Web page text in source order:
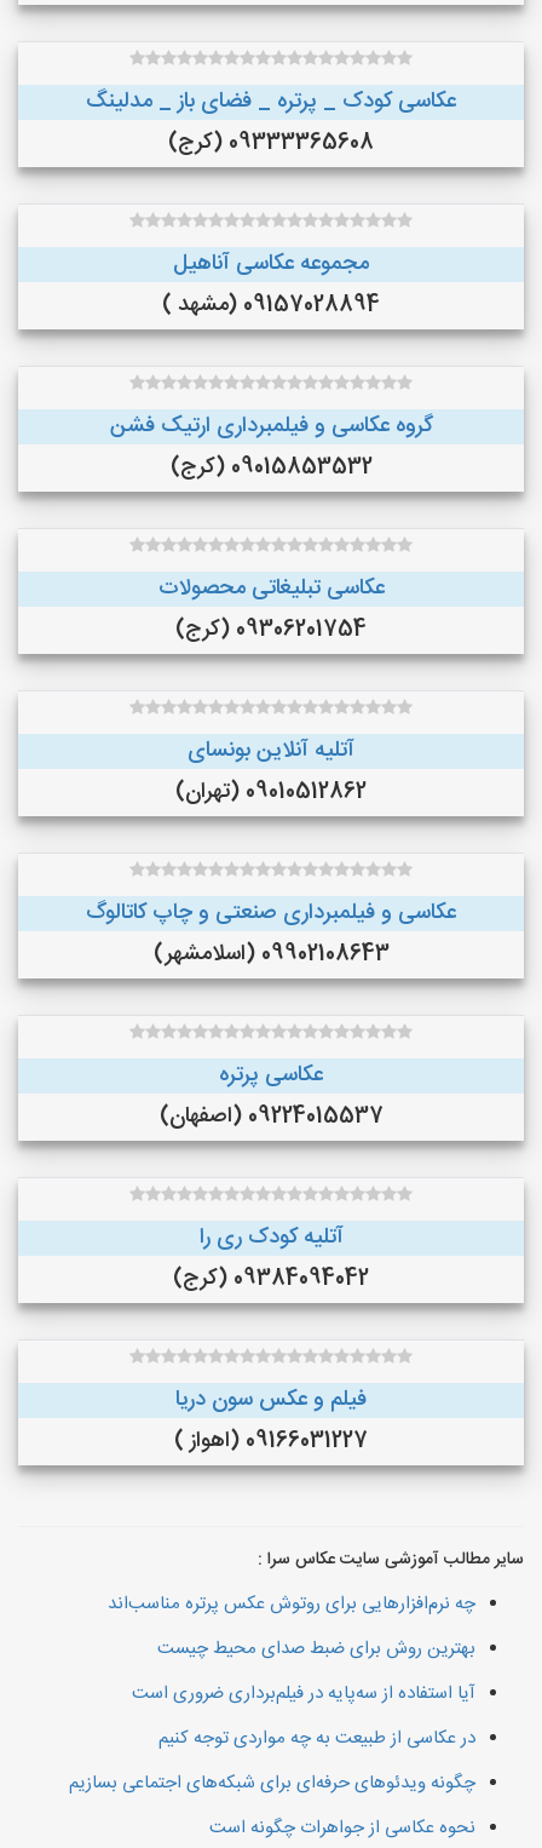
عکاسی کودک _ پرتره _ فضای باز _ مدلینگ
09333365608 (کرج)
مجموعه عکاسی آناهیل
09157028894 (مشهد )
گروه عکاسی و فیلمبرداری ارتیک فشن
09015853532 (کرج)
عکاسی تبلیغاتی محصولات
09306201754 (کرج)
آتلیه آنلاین بونسای
09010512862 (تهران)
عکاسی و فیلمبرداری صنعتی و چاپ کاتالوگ
09902108643 (اسلامشهر)
عکاسی پرتره
09224015537 (اصفهان)
آتلیه کودک ری را
09384094042 (کرج)
فیلم و عکس سون دریا
09166031227 (اهواز )
سایر مطالب آموزشی سایت عکاس سرا :
چه نرم‌افزارهایی برای روتوش عکس پرتره مناسب‌اند
بهترین روش برای ضبط صدای محیط چیست
آیا استفاده از سه‌پایه در فیلم‌برداری ضروری است
در عکاسی از طبیعت به چه مواردی توجه کنیم
چگونه ویدئوهای حرفه‌ای برای شبکه‌های اجتماعی بسازیم
نحوه عکاسی از جواهرات چگونه است